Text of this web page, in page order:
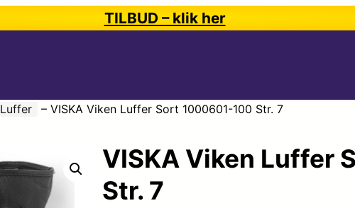
TILBUD – klik her
Luffer – VISKA Viken Luffer Sort 1000601-100 Str. 7
VISKA Viken Luffer
Str. 7